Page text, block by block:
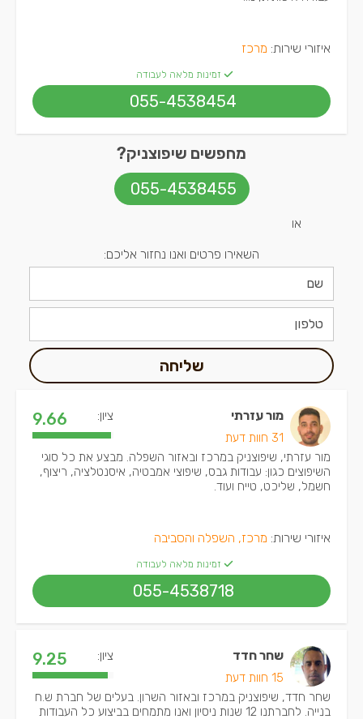
איזורי שירות: מרכז
זמינות מלאה לעבודה
055-4538454
מחפשים שיפוצניק?
055-4538455
או
השאירו פרטים ואנו נחזור אליכם:
שליחה
מור עזרתי
31 חוות דעת
ציון: 9.66
מור עזרתי, שיפוצניק במרכז ובאזור השפלה. מבצע את כל סוגי
השיפוצים כגון: עבודות גבס, שיפוצי אמבטיה, איסנטלציה, ריצוף,
חשמל, שליכט, טייח ועוד.
איזורי שירות: מרכז, השפלה והסביבה
זמינות מלאה לעבודה
055-4538718
שחר חדד
15 חוות דעת
ציון: 9.25
שחר חדד, שיפוצניק במרכז ובאזור השרון. בעלים של חברת ש.ח
בנייה. לחברתנו 12 שנות ניסיון ואנו מתמחים בביצוע כל העבודות